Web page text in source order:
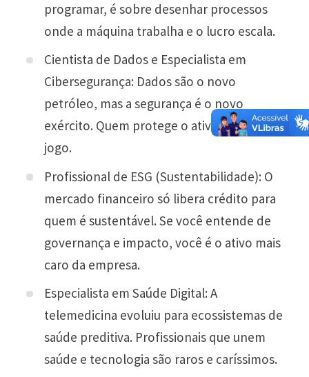
programar, é sobre desenhar processos
onde a máquina trabalha e o lucro escala.
Cientista de Dados e Especialista em
Cibersegurança: Dados são o novo
petróleo, mas a segurança é o novo
exército. Quem protege o ativo, manda no
jogo.
Profissional de ESG (Sustentabilidade): O
mercado financeiro só libera crédito para
quem é sustentável. Se você entende de
governança e impacto, você é o ativo mais
caro da empresa.
Especialista em Saúde Digital: A
telemedicina evoluiu para ecossistemas de
saúde preditiva. Profissionais que unem
saúde e tecnologia são raros e caríssimos.